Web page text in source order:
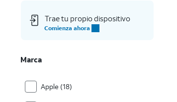
Trae tu propio dispositivo
Comienza ahora
Marca
Apple (18)